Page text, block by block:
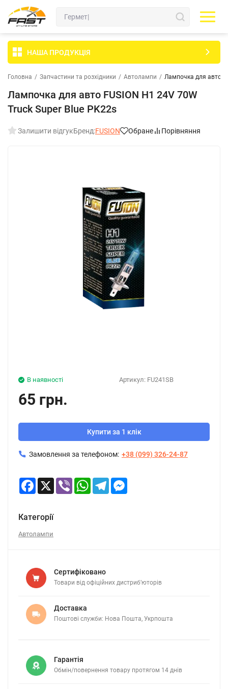
НАША ПРОДУКЦІЯ
Головна / Запчастини та розхідники / Автолампи / Лампочка для авто
Лампочка для авто FUSION H1 24V 70W
Truck Super Blue PK22s
Залишити відгукБренд:FUSION Обране Порівняння
Артикул: FU241SB
В наявності
65 грн.
Купити за 1 клік
Замовлення за телефоном: +38 (099) 326-24-87
Facebook
X Viber WhatsApp
Telegram
Категорії
Автолампи
Сертифіковано
Товари від офіційних дистриб’юторів
Доставка
Поштові служби: Нова Пошта, Укрпошта
Гарантія
Обмін/повернення товару протягом 14 днів